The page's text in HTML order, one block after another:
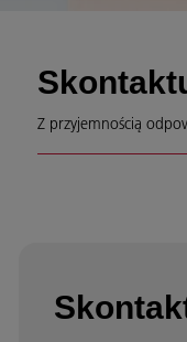
Z przyjemnością